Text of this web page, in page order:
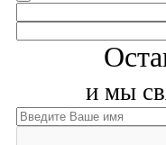
и мы